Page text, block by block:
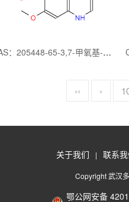
CAS：205448-65-3,7-甲氧基-4-氧代-1,4-二氢喹啉-6-羧酸甲酯
‹‹ ‹
关于我们 | 联系
Copyright 武汉
鄂公网安备